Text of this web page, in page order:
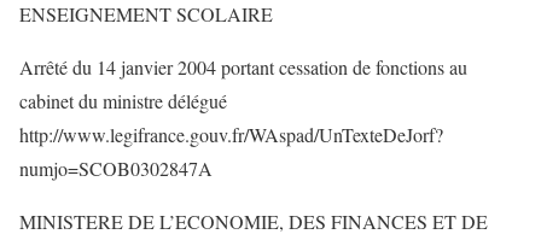
ENSEIGNEMENT SCOLAIRE
Arrêté du 14 janvier 2004 portant cessation de fonctions au
cabinet du ministre délégué
http://www.legifrance.gouv.fr/WAspad/UnTexteDeJorf?
numjo=SCOB0302847A
MINISTERE DE L’ECONOMIE, DES FINANCES ET DE